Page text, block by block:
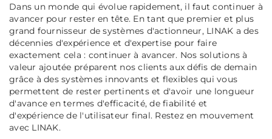
Dans un monde qui évolue rapidement, il faut continuer à
avancer pour rester en tête. En tant que premier et plus
grand fournisseur de systèmes d'actionneur, LINAK a des
décennies d'expérience et d'expertise pour faire
exactement cela : continuer à avancer. Nos solutions à
valeur ajoutée préparent nos clients aux défis de demain
grâce à des systèmes innovants et flexibles qui vous
permettent de rester pertinents et d'avoir une longueur
d'avance en termes d'efficacité, de fiabilité et
d'expérience de l'utilisateur final. Restez en mouvement
avec LINAK.